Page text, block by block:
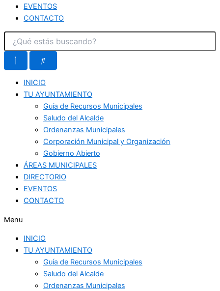
EVENTOS
CONTACTO
INICIO
TU AYUNTAMIENTO
Guía de Recursos Municipales
Saludo del Alcalde
Ordenanzas Municipales
Corporación Municipal y Organización
Gobierno Abierto
ÁREAS MUNICIPALES
DIRECTORIO
EVENTOS
CONTACTO
Menu
INICIO
TU AYUNTAMIENTO
Guía de Recursos Municipales
Saludo del Alcalde
Ordenanzas Municipales